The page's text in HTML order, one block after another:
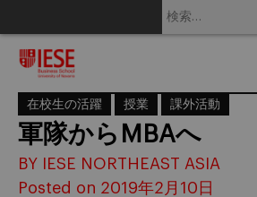
在校生の活躍 授業 課外活動
軍隊からMBAへ
BY IESE NORTHEAST ASIA
Posted on 2019年2月10日